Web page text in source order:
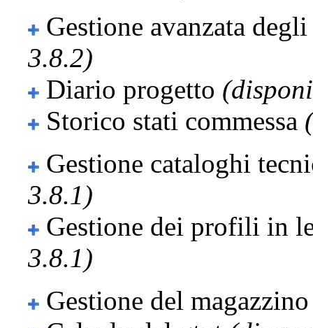
Gestione avanzata
3.8.2)
Diario progetto
Storico stati commessa
Gestione cataloghi
3.8.1)
Gestione dei profili in
3.8.1)
Gestione del magazzino